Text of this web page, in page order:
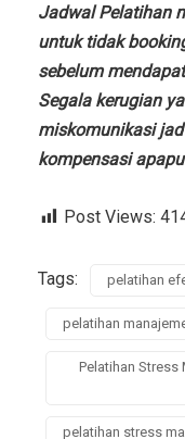
Jadwal Pelatihan
untuk tidak
sebelum
Segala kerugian
miskomunikasi
kompensasi
Post Views:
Tags: pelatihan
pelatihan
Pelatihan Stress
pelatihan stress